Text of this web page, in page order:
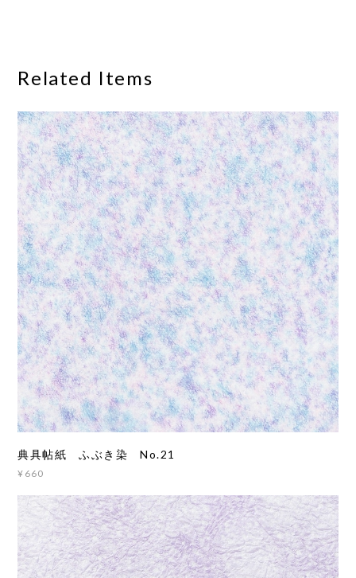
Related Items
典具帖紙 ふぶき染 No.21
¥660